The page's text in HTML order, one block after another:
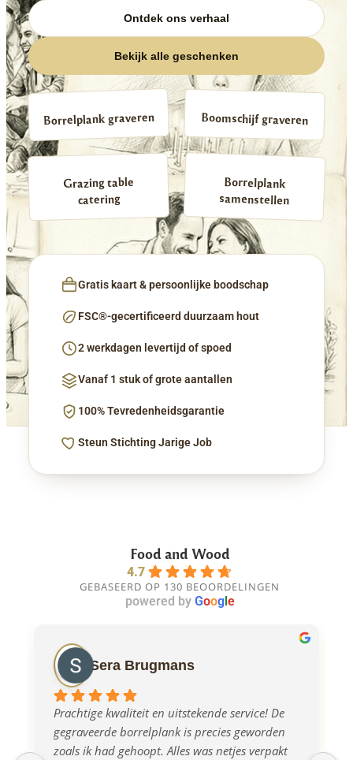
Ontdek ons verhaal
Bekijk alle geschenken
Borrelplank graveren Boomschijf graveren
Grazing table
catering
Borrelplank
samenstellen
Gratis kaart & persoonlijke boodschap
FSC®-gecertificeerd duurzaam hout
2 werkdagen levertijd of spoed
Vanaf 1 stuk of grote aantallen
100% Tevredenheidsgarantie
Steun Stichting Jarige Job
Food and Wood
4.7
GEBASEERD OP 130 BEOORDELINGEN
powered by Googl e
Sera Brugmans
Prachtige kwaliteit en uitstekende service! De
gegraveerde borrelplank is precies geworden
zoals ik had gehoopt. Alles was netjes verpakt